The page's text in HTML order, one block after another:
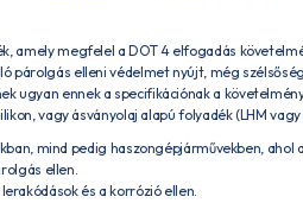
amely megfelel a DOT 4 elfogadás
párolgás elleni védelmet nyújt, még
ugyan ennek a specifikációnak a
vagy ásványolaj alapú folyadék (LHM vagy
mind pedig haszongépjárművekben, ahol
ellen.
és a korrózió ellen.